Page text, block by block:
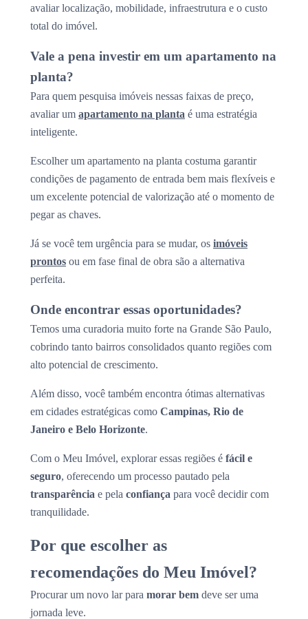
avaliar localização, mobilidade, infraestrutura e o custo
total do imóvel.
Vale a pena investir em um apartamento na
planta?
Para quem pesquisa imóveis nessas faixas de preço,
avaliar um apartamento na planta é uma estratégia
inteligente.
Escolher um apartamento na planta costuma garantir
condições de pagamento de entrada bem mais flexíveis e
um excelente potencial de valorização até o momento de
pegar as chaves.
Já se você tem urgência para se mudar, os imóveis
prontos ou em fase final de obra são a alternativa
perfeita.
Onde encontrar essas oportunidades?
Temos uma curadoria muito forte na Grande São Paulo,
cobrindo tanto bairros consolidados quanto regiões com
alto potencial de crescimento.
Além disso, você também encontra ótimas alternativas
em cidades estratégicas como Campinas, Rio de
Janeiro e Belo Horizonte.
Com o Meu Imóvel, explorar essas regiões é fácil e
seguro, oferecendo um processo pautado pela
transparência e pela confiança para você decidir com
tranquilidade.
Por que escolher as
recomendações do Meu Imóvel?
Procurar um novo lar para morar bem deve ser uma
jornada leve.